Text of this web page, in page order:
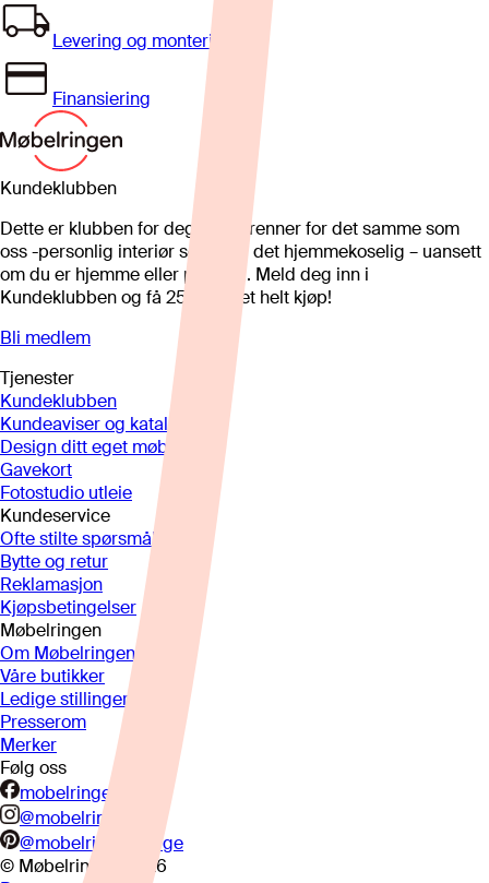
Levering og montering
Finansiering
Kundeklubben
Dette er klubben for deg som brenner for det samme som
oss -personlig interiør som gjør det hjemmekoselig – uansett
om du er hjemme eller på hytta. Meld deg inn i
Kundeklubben og få 25%* på et helt kjøp!
Bli medlem
Tjenester
Kundeklubben
Kundeaviser og kataloger
Design ditt eget møbel
Gavekort
Fotostudio utleie
Kundeservice
Ofte stilte spørsmål
Bytte og retur
Reklamasjon
Kjøpsbetingelser
Møbelringen
Om Møbelringen
Våre butikker
Ledige stillinger
Presserom
Merker
Følg oss
mobelringen.no
@mobelringen
@mobelringennorge
© Møbelringen
2026